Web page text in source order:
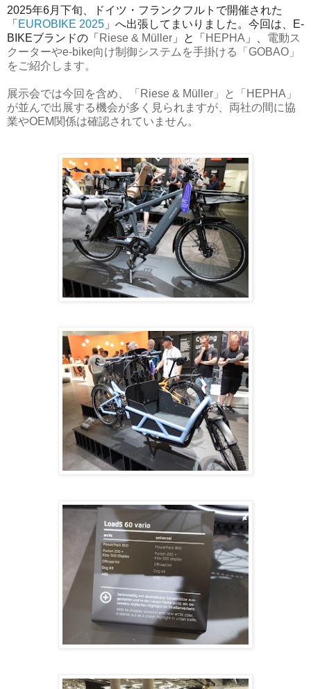
2025年6月下旬、ドイツ・フランクフルトで開催された
「 EUROBIKE 2025 」へ出張してまいりました。今回は、E-
BIKEブランドの「 Riese & Müller 」と「 HEPHA 」、 電動ス
クーターやe-bike向け制御システムを手掛ける「GOBAO」
をご紹介します。
展示会では今回を含め、「Riese & Müller」と「HEPHA」
が並んで出展する機会が多く見られますが、両社の間に協
業やOEM関係は確認されていません。